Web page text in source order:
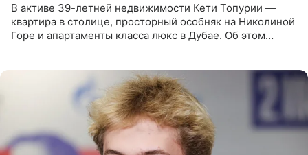
В активе 39-летней недвижимости Кети Топурии —
квартира в столице, просторный особняк на Николиной
Горе и апартаменты класса люкс в Дубае. Об этом